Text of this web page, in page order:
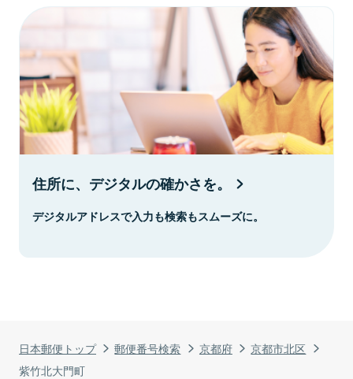
日本郵便トップ 郵便番号検索 京都府
京都市北区
紫竹北大門町
住所に、デジタルの確かさを。
デジタルアドレスで入力も検索もスムーズに。